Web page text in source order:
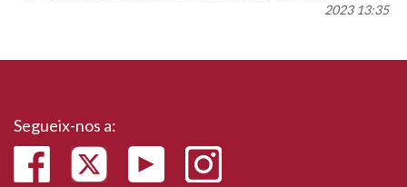
2023 13:35
Segueix-nos a: